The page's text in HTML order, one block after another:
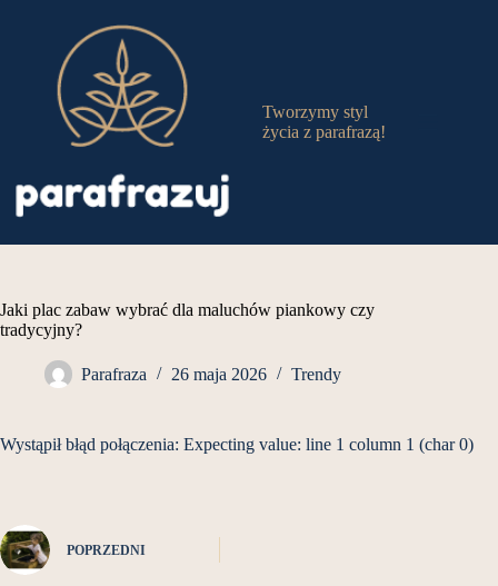
Tworzymy styl
życia z parafrazą!
Jaki plac zabaw wybrać dla maluchów piankowy czy
tradycyjny?
Parafraza 26 maja 2026 Trendy
Wystąpił błąd połączenia: Expecting value: line 1 column 1 (char 0)
POPRZEDNI